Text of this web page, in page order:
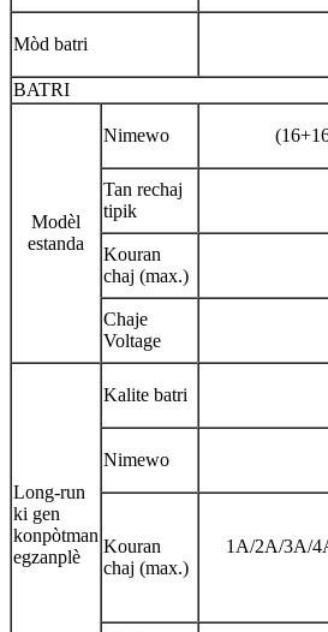
Mòd batri
BATRI
Modèl
estanda
Nimewo
Tan rechaj
tipik
Kouran
chaj (max.)
Chaje
Voltage
Long-run
ki gen
konpòtman
egzanplè
Kalite batri
Nimewo
Kouran
chaj (max.)
1A/2A/3A/